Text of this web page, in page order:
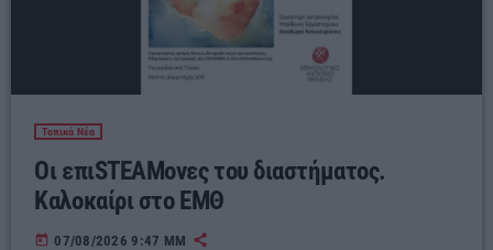
Τοπικά Νέα
Οι επιSTEAMονες του διαστήματος.
Καλοκαίρι στο ΕΜΘ
today 07/08/2026 9:47 ΜΜ